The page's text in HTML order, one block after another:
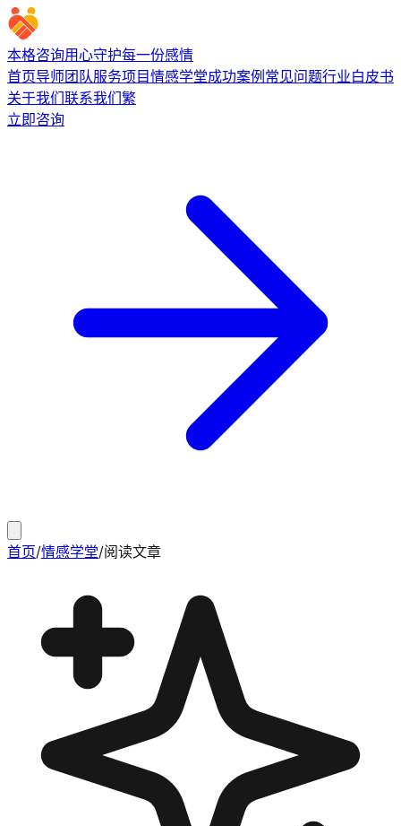
本格咨询用心守护每一份感情
首页导师团队服务项目情感学堂成功案例 常见问题行业白皮书
关于我们联系我们繁
立即咨询
首页/情感学堂/阅读文章